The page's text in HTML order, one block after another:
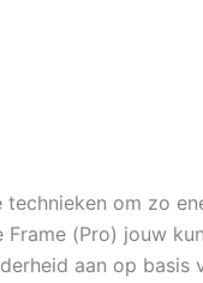
om zo
(Pro) jouw
aan op